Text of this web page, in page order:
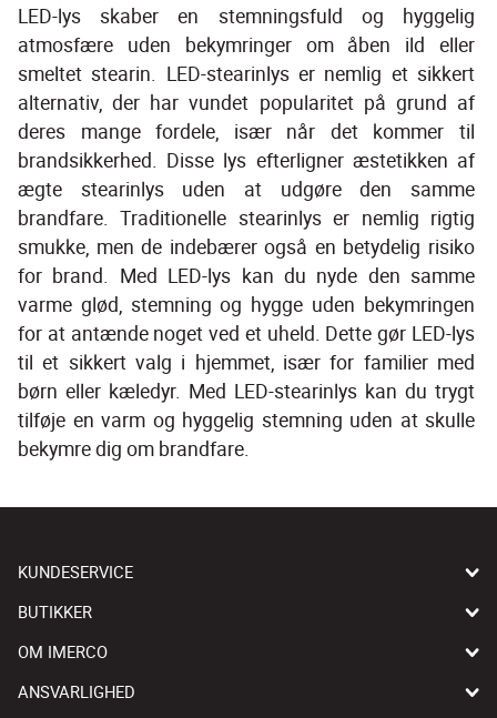
LED-lys skaber en stemningsfuld og hyggelig
atmosfære uden bekymringer om åben ild eller
smeltet stearin. LED-stearinlys er nemlig et sikkert
alternativ, der har vundet popularitet på grund af
deres mange fordele, især når det kommer til
brandsikkerhed. Disse lys efterligner æstetikken af
ægte stearinlys uden at udgøre den samme
brandfare. Traditionelle stearinlys er nemlig rigtig
smukke, men de indebærer også en betydelig risiko
for brand. Med LED-lys kan du nyde den samme
varme glød, stemning og hygge uden bekymringen
for at antænde noget ved et uheld. Dette gør LED-lys
til et sikkert valg i hjemmet, især for familier med
børn eller kæledyr. Med LED-stearinlys kan du trygt
tilføje en varm og hyggelig stemning uden at skulle
bekymre dig om brandfare.
KUNDESERVICE
BUTIKKER
OM IMERCO
ANSVARLIGHED